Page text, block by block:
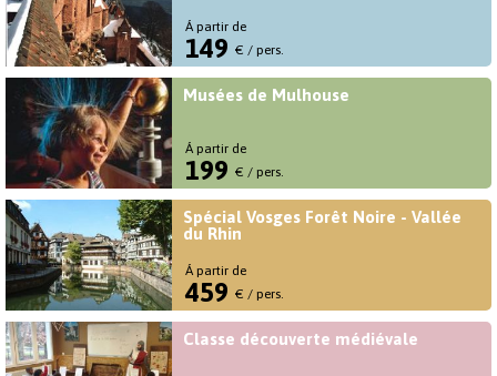
Á partir de
149 € / pers.
Musées de Mulhouse
Á partir de
199 € / pers.
Spécial Vosges Forêt Noire - Vallée
du Rhin
Á partir de
459 € / pers.
Classe découverte médiévale